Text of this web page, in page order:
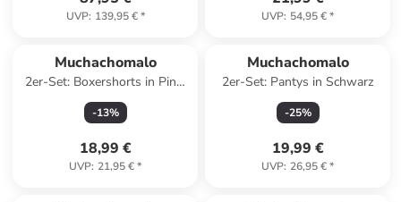
UVP: 139,95 €* UVP: 54,95 €*
Muchachomalo
2er-Set: Boxershorts in Pink/
Dunkelblau
-13%
18,99 €
UVP: 21,95 €*
Muchachomalo
2er-Set: Pantys in Schwarz
-25%
19,99 €
UVP: 26,95 €*